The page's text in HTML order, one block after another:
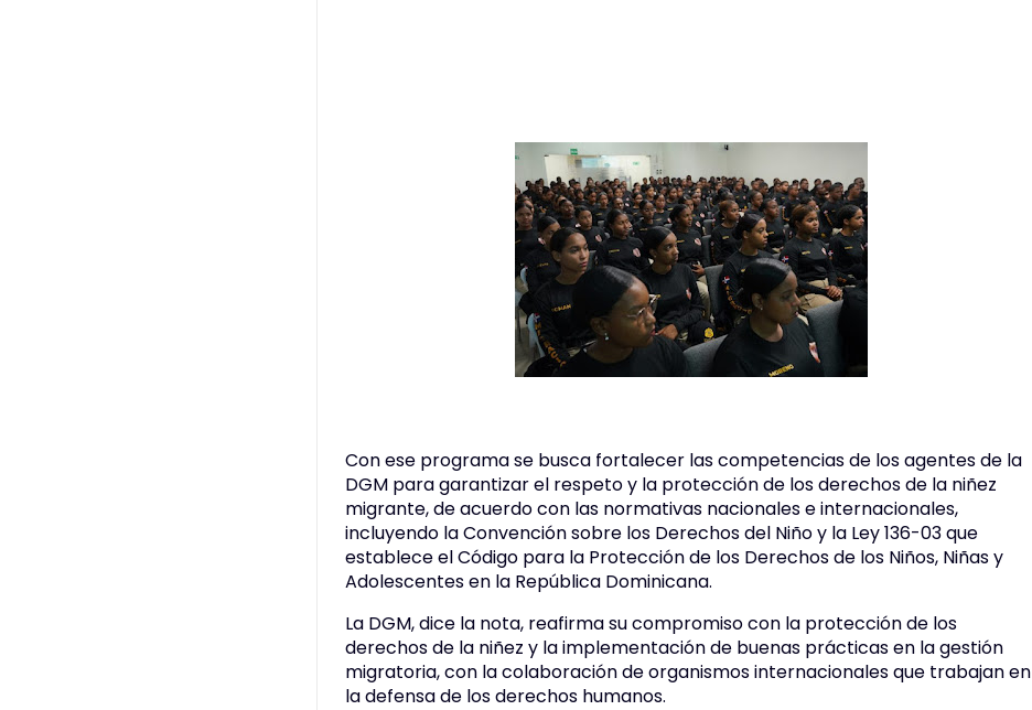
Con ese programa se busca fortalecer las competencias de los agentes de la
DGM para garantizar el respeto y la protección de los derechos de la niñez
migrante, de acuerdo con las normativas nacionales e internacionales,
incluyendo la Convención sobre los Derechos del Niño y la Ley 136-03 que
establece el Código para la Protección de los Derechos de los Niños, Niñas y
Adolescentes en la República Dominicana.
La DGM, dice la nota, reafirma su compromiso con la protección de los
derechos de la niñez y la implementación de buenas prácticas en la gestión
migratoria, con la colaboración de organismos internacionales que trabajan en
la defensa de los derechos humanos.